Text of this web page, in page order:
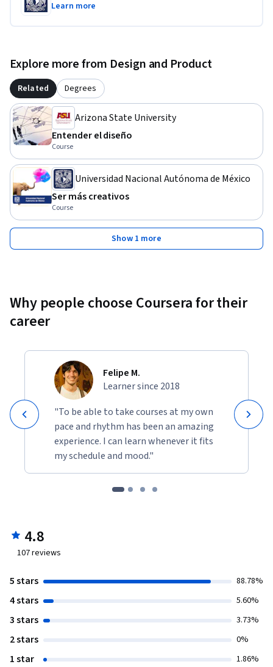
Learn more
Explore more from Design and Product
Related Degrees
Arizona State University
Entender el diseño
Course
Universidad Nacional Autónoma de México
Ser más creativos
Course
Show 1 more
Why people choose Coursera for their
career
Felipe M.
Learner since 2018
"To be able to take courses at my own
pace and rhythm has been an amazing
experience. I can learn whenever it fits
my schedule and mood."
4.8
107reviews
5 stars 88.78%
4 stars 5.60%
3 stars 3.73%
2 stars 0%
1 star 1.86%